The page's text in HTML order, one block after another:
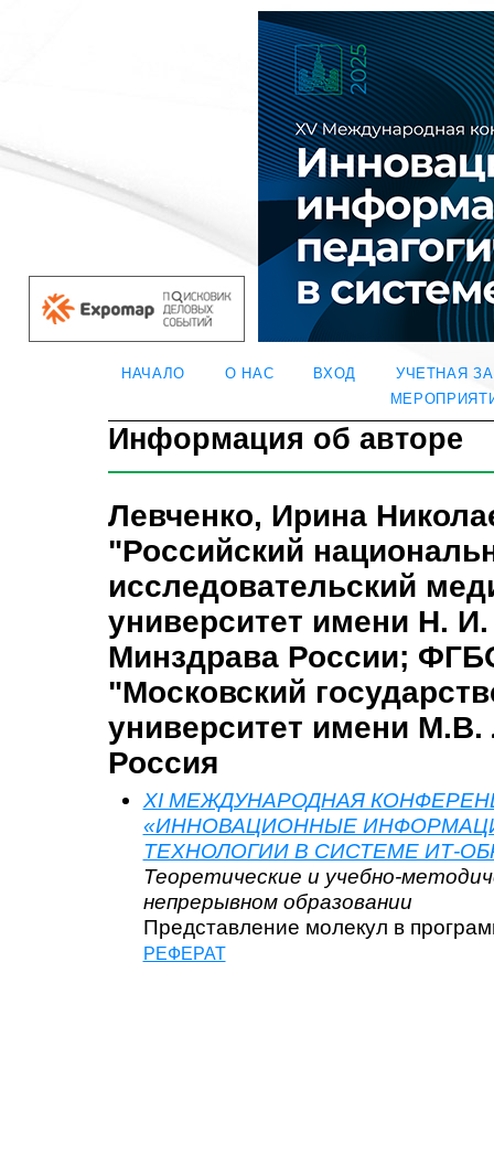
НАЧАЛО О НАС ВХОД
УЧЕТНАЯ
Информация об авторе
Левченко, Ирина
"Российский
исследовательский
университет имени Н.
Минздрава России;
"Московский
университет имени
Россия
XI МЕЖДУНАРОДНАЯ
«ИННОВАЦИОННЫЕ
ТЕХНОЛОГИИ В СИСТЕМЕ ИТ-
Теоретические и учебно-
непрерывном образовании
Представление молекул в
РЕФЕРАТ